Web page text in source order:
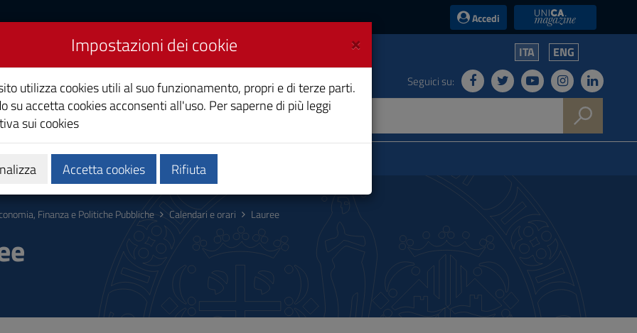
Accedi UniCA News
e Politiche Pubbliche
ITA ENG
Seguici su:
Calendari e orari Qualità e miglioramento
Finanza e Politiche Pubbliche Calendari e orari Lauree
×
Impostazioni dei cookie
utilizza cookies utili al suo funzionamento, propri e di terze parti.
su accetta cookies acconsenti all'uso. Per saperne di più leggi
sui cookies
Accetta cookies Rifiuta